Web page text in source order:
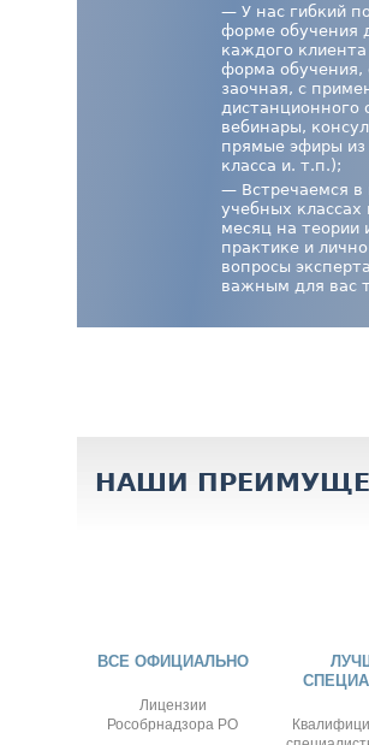
— У нас гибкий
форме обучения
каждого
форма обучения,
заочная, с
дистанционного
вебинары,
прямые эфиры из
класса и. т.п.);
— Встречаемся в
учебных
месяц на теории
практике и
вопросы
важным для вас
НАШИ
ВСЕ ОФИЦИАЛЬНО
Лицензии
Рособрнадзора РО